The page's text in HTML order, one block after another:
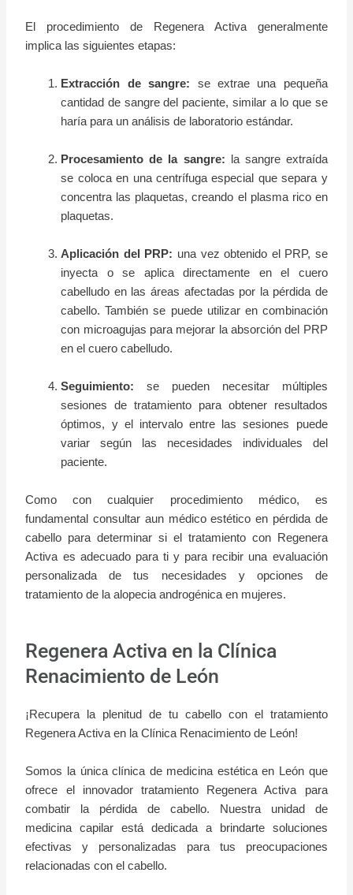
El procedimiento de Regenera Activa generalmente
implica las siguientes etapas:
Extracción de sangre: se extrae una pequeña
cantidad de sangre del paciente, similar a lo que se
haría para un análisis de laboratorio estándar.
Procesamiento de la sangre: la sangre extraída
se coloca en una centrífuga especial que separa y
concentra las plaquetas, creando el plasma rico en
plaquetas.
Aplicación del PRP: una vez obtenido el PRP, se
inyecta o se aplica directamente en el cuero
cabelludo en las áreas afectadas por la pérdida de
cabello. También se puede utilizar en combinación
con microagujas para mejorar la absorción del PRP
en el cuero cabelludo.
Seguimiento: se pueden necesitar múltiples
sesiones de tratamiento para obtener resultados
óptimos, y el intervalo entre las sesiones puede
variar según las necesidades individuales del
paciente.
Como con cualquier procedimiento médico, es
fundamental consultar aun médico estético en pérdida de
cabello para determinar si el tratamiento con Regenera
Activa es adecuado para ti y para recibir una evaluación
personalizada de tus necesidades y opciones de
tratamiento de la alopecia androgénica en mujeres.
Regenera Activa en la Clínica
Renacimiento de León
¡Recupera la plenitud de tu cabello con el tratamiento
Regenera Activa en la Clínica Renacimiento de León!
Somos la única clínica de medicina estética en León que
ofrece el innovador tratamiento Regenera Activa para
combatir la pérdida de cabello. Nuestra unidad de
medicina capilar está dedicada a brindarte soluciones
efectivas y personalizadas para tus preocupaciones
relacionadas con el cabello.